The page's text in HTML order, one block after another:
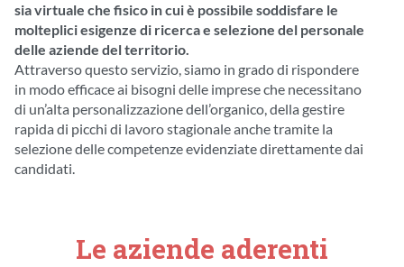
sia virtuale che fisico in cui è possibile soddisfare le
molteplici esigenze di ricerca e selezione del personale
delle aziende del territorio.
Attraverso questo servizio, siamo in grado di rispondere
in modo efficace ai bisogni delle imprese che necessitano
di un’alta personalizzazione dell’organico, della gestire
rapida di picchi di lavoro stagionale anche tramite la
selezione delle competenze evidenziate direttamente dai
candidati.
Le aziende aderenti